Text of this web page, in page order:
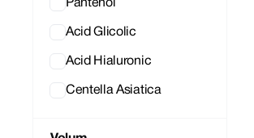
Pantenol
Acid Glicolic
Acid Hialuronic
Centella Asiatica